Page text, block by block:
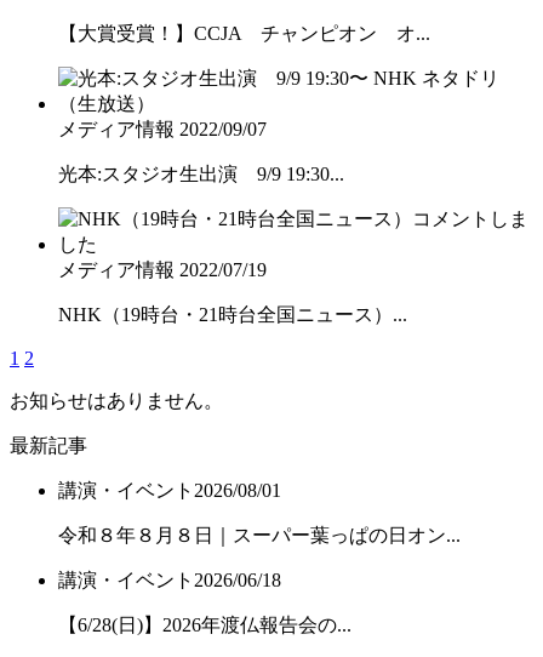
【大賞受賞！】CCJA チャンピオン オ...
メディア情報 2022/09/07
光本:スタジオ生出演 9/9 19:30...
メディア情報 2022/07/19
NHK（19時台・21時台全国ニュース）...
1 2
お知らせはありません。
最新記事
講演・イベント 2026/08/01
令和８年８月８日｜スーパー葉っぱの日オン...
講演・イベント 2026/06/18
【6/28(日)】2026年渡仏報告会の...